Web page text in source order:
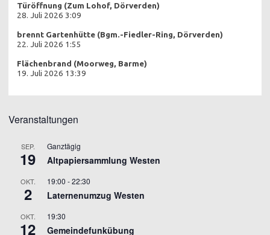
Türöffnung (Zum Lohof, Dörverden)
28. Juli 2026 3:09
brennt Gartenhütte (Bgm.-Fiedler-Ring, Dörverden)
22. Juli 2026 1:55
Flächenbrand (Moorweg, Barme)
19. Juli 2026 13:39
Veranstaltungen
SEP.
19
Ganztägig
Altpapiersammlung Westen
OKT.
2
19:00 -22:30
Laternenumzug Westen
OKT.
12
19:30
Gemeindefunkübung